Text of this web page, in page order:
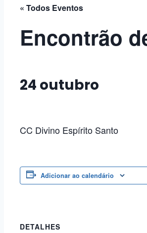
« Todos Eventos
Encontrão
24 outubro
CC Divino Espírito Santo
Adicionar ao calendário
DETALHES